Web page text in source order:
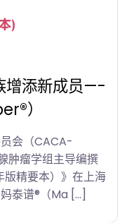
增添新成员—-
）
会（CACA-
肿瘤学组主导编撰
精要本）》在上海
泰谱®（Ma […]